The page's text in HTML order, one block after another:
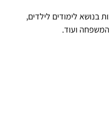
בנושא לימודים לילדים,
המשפחה ועוד.